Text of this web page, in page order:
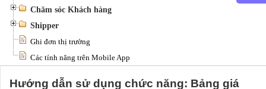
Chăm sóc Khách hàng
Shipper
Ghi đơn thị trường
Các tính năng trên Mobile App
Hướng dẫn sử dụng chức năng: Bảng giá